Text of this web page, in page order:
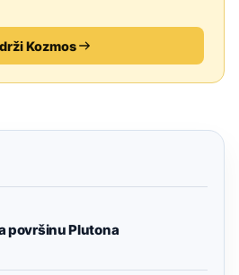
Kozmos
površinu Plutona